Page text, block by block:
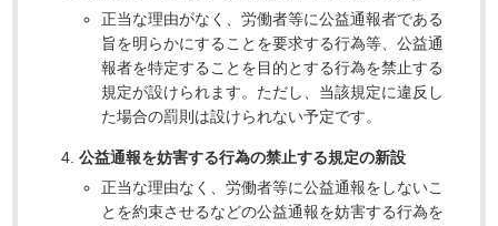
正当な理由がなく、労働者等に公益通報者である
旨を明らかにすることを要求する行為等、公益通
報者を特定することを目的とする行為を禁止する
規定が設けられます。ただし、当該規定に違反し
た場合の罰則は設けられない予定です。
公益通報を妨害する行為の禁止する規定の新設
正当な理由なく、労働者等に公益通報をしないこ
とを約束させるなどの公益通報を妨害する行為を